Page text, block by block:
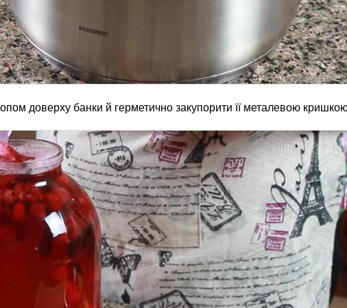
доверху банки й герметично закупорити її металевою